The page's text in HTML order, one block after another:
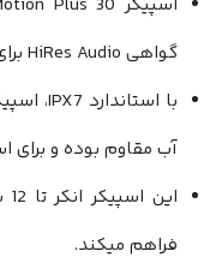
بوده و برای استفاده در
این اسپیکر انکر